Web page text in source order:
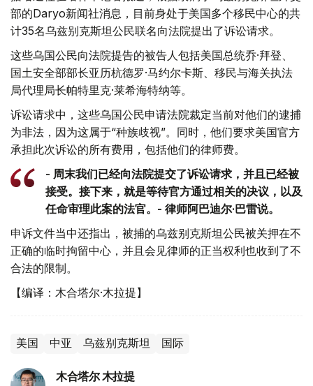
部的Daryo新闻社消息，目前身处于美国多个移民中心的共
计35名乌兹别克斯坦公民联名向法院提出了诉讼请求。
这些乌国公民向法院提告的被告人包括美国总统乔·拜登、
国土安全部部长亚历杭德罗·马约尔卡斯、移民与海关执法
局代理局长帕特里克·莱希海特纳等。
诉讼请求中，这些乌国公民申请法院裁定当前对他们的逮捕
为非法，因为这属于“种族歧视”。同时，他们要求美国官方
承担此次诉讼的所有费用，包括他们的律师费。
- 周末我们已经向法院提交了诉讼请求，并且已经被
接受。接下来，就是等待官方通过相关的决议，以及
任命审理此案的法官。- 律师阿巴迪尔·巴雷说。
申诉文件当中还指出，被捕的乌兹别克斯坦公民被关押在不
正确的临时拘留中心，并且会见律师的正当权利也收到了不
合法的限制。
【编译：木合塔尔·木拉提】
美国 中亚 乌兹别克斯坦 国际
木合塔尔 木拉提